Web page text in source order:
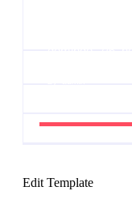
Edit Template